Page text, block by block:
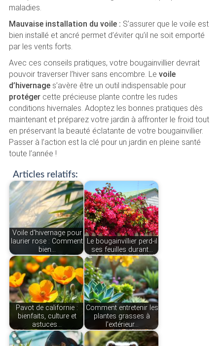
maladies.
Mauvaise installation du voile : S’assurer que le voile est
bien installé et ancré permet d’éviter qu’il ne soit emporté
par les vents forts.
Avec ces conseils pratiques, votre bougainvillier devrait
pouvoir traverser l’hiver sans encombre. Le voile
d’hivernages’avère être un outil indispensable pour
protégercette précieuse plante contre les rudes
conditions hivernales. Adoptez les bonnes pratiques dès
maintenant et préparez votre jardin à affronter le froid tout
en préservant la beauté éclatante de votre bougainvillier.
Passer à l’action est la clé pour un jardin en pleine santé
toute l’année !
Articles relatifs:
Voile d'hivernage pour
laurier rose : Comment
bien…
Le bougainvillier perd-il
ses feuilles durant…
Pavot de californie :
bienfaits, culture et
astuces…
Comment entretenir les
plantes grasses à
l'extérieur…